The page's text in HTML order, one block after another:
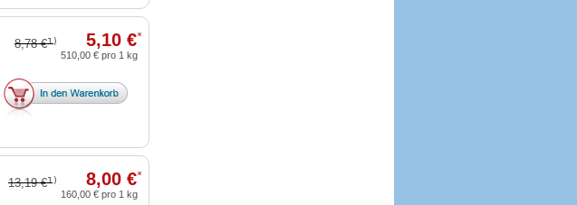
8,78 €1) 5,10 €*
510,00 € pro 1 kg
13,19 €1) 8,00 €*
160,00 € pro 1 kg